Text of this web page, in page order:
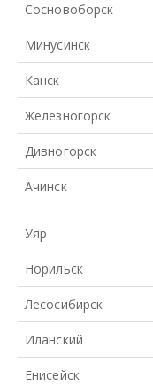
Сосновоборск
Минусинск
Канск
Железногорск
Дивногорск
Ачинск
Уяр
Норильск
Лесосибирск
Иланский
Енисейск